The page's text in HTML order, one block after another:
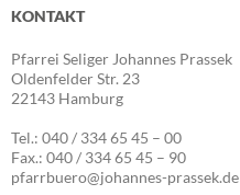
KONTAKT
Pfarrei Seliger Johannes Prassek
Oldenfelder Str. 23
22143 Hamburg
Tel.: 040 / 334 65 45 – 00
Fax.: 040 / 334 65 45 – 90
pfarrbuero@johannes-prassek.de